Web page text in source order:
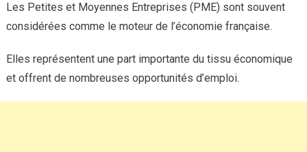
Les Petites et Moyennes Entreprises (PME) sont souvent
considérées comme le moteur de l’économie française.
Elles représentent une part importante du tissu économique
et offrent de nombreuses opportunités d’emploi.